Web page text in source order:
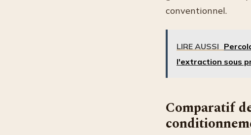
conventionnel.
LIRE AUSSI
l'extraction sous
Comparatif